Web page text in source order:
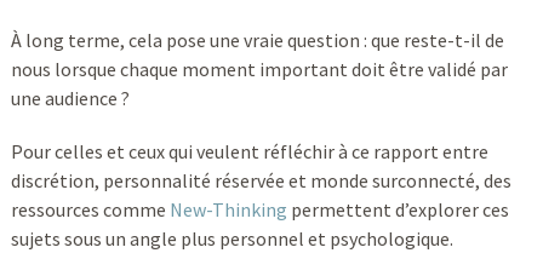
À long terme, cela pose une vraie question : que reste-t-il de
nous lorsque chaque moment important doit être validé par
une audience ?
Pour celles et ceux qui veulent réfléchir à ce rapport entre
discrétion, personnalité réservée et monde surconnecté, des
ressources comme New-Thinking permettent d’explorer ces
sujets sous un angle plus personnel et psychologique.